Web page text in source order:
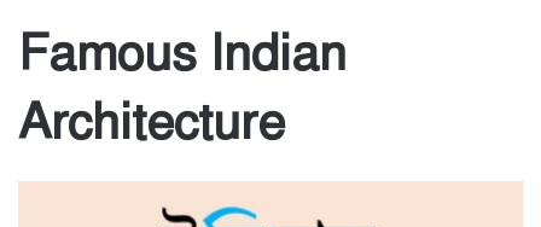
Famous Indian
Architecture